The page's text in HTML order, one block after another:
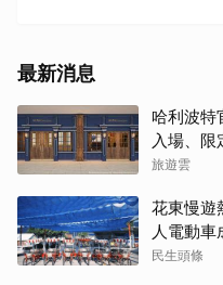
最新消息
哈利波
入場、限
旅遊雲
花東慢遊
人電動車
民生頭條